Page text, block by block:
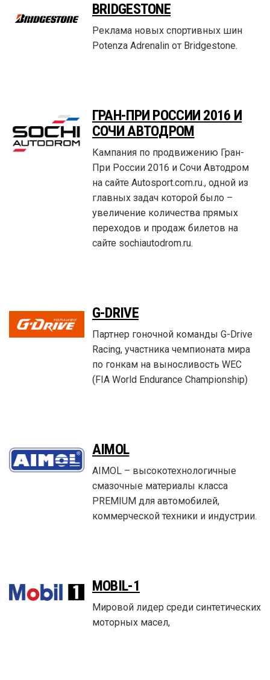
BRIDGESTONE
Реклама новых спортивных шин
Potenza Adrenalin от Bridgestone.
ГРАН-ПРИ РОССИИ 2016 И
СОЧИ АВТОДРОМ
Кампания по продвижению Гран-
При России 2016 и Сочи Автодром
на сайте Autosport.com.ru., одной из
главных задач которой было –
увеличение количества прямых
переходов и продаж билетов на
сайте sochiautodrom.ru.
G-DRIVE
Партнер гоночной команды G-Drive
Racing, участника чемпионата мира
по гонкам на выносливость WEC
(FIA World Endurance Championship)
AIMOL
AIMOL – высокотехнологичные
смазочные материалы класса
PREMIUM для автомобилей,
коммерческой техники и индустрии.
MOBIL-1
Мировой лидер среди синтетических
моторных масел,